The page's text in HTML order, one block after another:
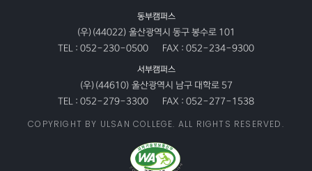
동부캠퍼스
(우)(44022) 울산광역시 동구 봉수로 101
TEL : 052-230-0500 FAX : 052-234-9300
서부캠퍼스
(우)(44610) 울산광역시 남구 대학로 57
TEL : 052-279-3300 FAX : 052-277-1538
COPYRIGHT BY ULSAN COLLEGE. ALL RIGHTS RESERVED.